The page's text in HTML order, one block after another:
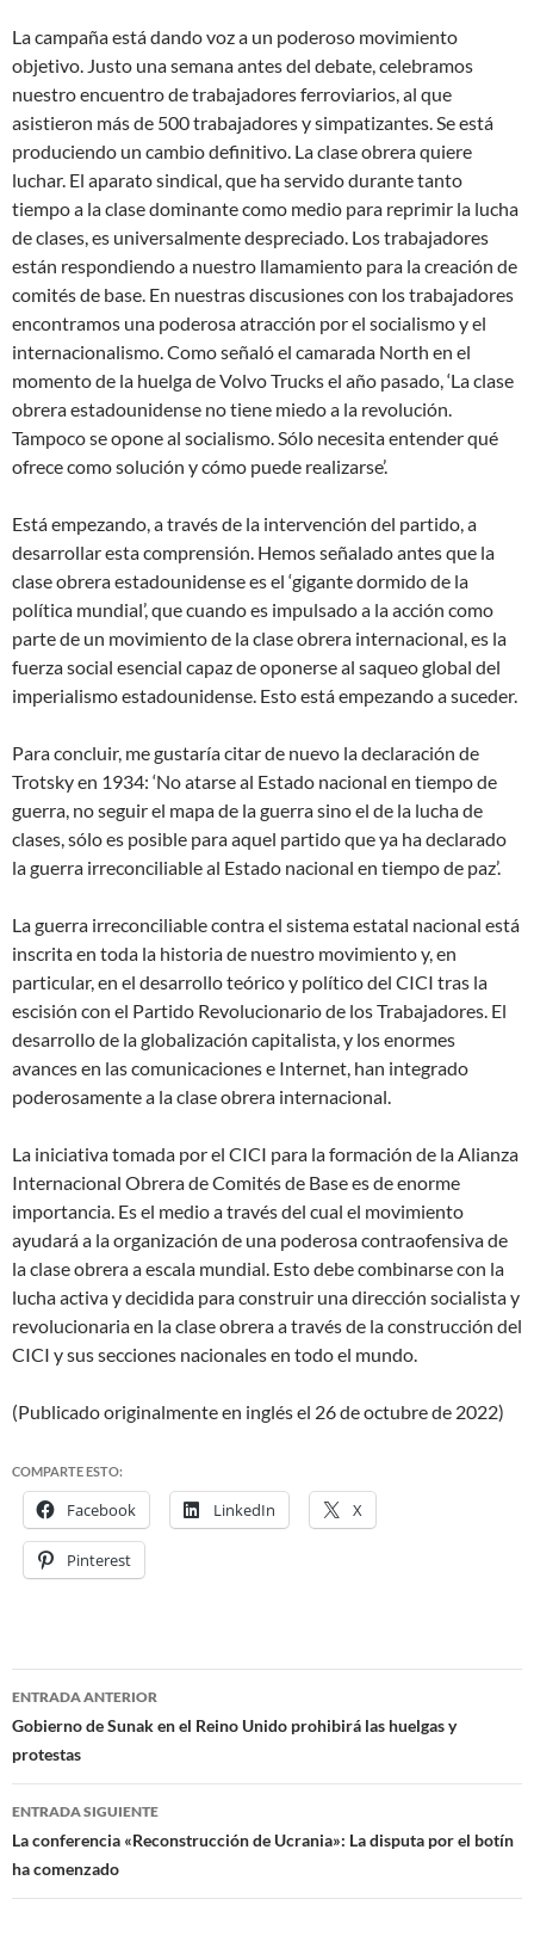
La campaña está dando voz a un poderoso movimiento
objetivo. Justo una semana antes del debate, celebramos
nuestro encuentro de trabajadores ferroviarios, al que
asistieron más de 500 trabajadores y simpatizantes. Se está
produciendo un cambio definitivo. La clase obrera quiere
luchar. El aparato sindical, que ha servido durante tanto
tiempo a la clase dominante como medio para reprimir la lucha
de clases, es universalmente despreciado. Los trabajadores
están respondiendo a nuestro llamamiento para la creación de
comités de base. En nuestras discusiones con los trabajadores
encontramos una poderosa atracción por el socialismo y el
internacionalismo. Como señaló el camarada North en el
momento de la huelga de Volvo Trucks el año pasado, ‘La clase
obrera estadounidense no tiene miedo a la revolución.
Tampoco se opone al socialismo. Sólo necesita entender qué
ofrece como solución y cómo puede realizarse’.
Está empezando, a través de la intervención del partido, a
desarrollar esta comprensión. Hemos señalado antes que la
clase obrera estadounidense es el ‘gigante dormido de la
política mundial’, que cuando es impulsado a la acción como
parte de un movimiento de la clase obrera internacional, es la
fuerza social esencial capaz de oponerse al saqueo global del
imperialismo estadounidense. Esto está empezando a suceder.
Para concluir, me gustaría citar de nuevo la declaración de
Trotsky en 1934: ‘No atarse al Estado nacional en tiempo de
guerra, no seguir el mapa de la guerra sino el de la lucha de
clases, sólo es posible para aquel partido que ya ha declarado
la guerra irreconciliable al Estado nacional en tiempo de paz’.
La guerra irreconciliable contra el sistema estatal nacional está
inscrita en toda la historia de nuestro movimiento y, en
particular, en el desarrollo teórico y político del CICI tras la
escisión con el Partido Revolucionario de los Trabajadores. El
desarrollo de la globalización capitalista, y los enormes
avances en las comunicaciones e Internet, han integrado
poderosamente a la clase obrera internacional.
La iniciativa tomada por el CICI para la formación de la Alianza
Internacional Obrera de Comités de Base es de enorme
importancia. Es el medio a través del cual el movimiento
ayudará a la organización de una poderosa contraofensiva de
la clase obrera a escala mundial. Esto debe combinarse con la
lucha activa y decidida para construir una dirección socialista y
revolucionaria en la clase obrera a través de la construcción del
CICI y sus secciones nacionales en todo el mundo.
(Publicado originalmente en inglés el 26 de octubre de 2022)
COMPARTE ESTO:
Facebook LinkedIn X
Pinterest
Navegación
de
entradas
ENTRADA ANTERIOR
Gobierno de Sunak en el Reino Unido prohibirá las huelgas y
protestas
ENTRADA SIGUIENTE
La conferencia «Reconstrucción de Ucrania»: La disputa por el botín
ha comenzado